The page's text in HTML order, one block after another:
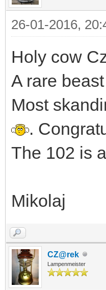
26-01-2016,
Holy cow
A rare
Most
.
The 102 is
Mikolaj
CZ@rek
Lampenmeister